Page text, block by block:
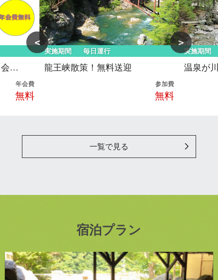
会…
年会費
無料
実施期間 毎日運行
龍王峡散策！無料送迎
参加費
無料
実施期間
温泉が
一覧で見る
宿泊プラン